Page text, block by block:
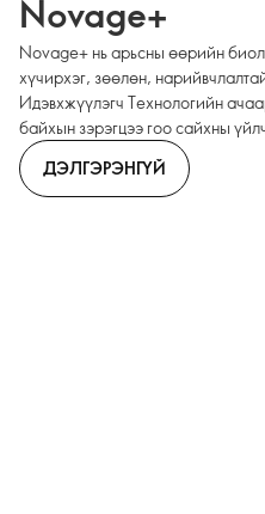
Novage+
Novage+ нь арьсны өөрийн
хүчирхэг, зөөлөн,
Идэвхжүүлэгч Технологийн
байхын зэрэгцээ гоо сайхны
ДЭЛГЭРЭНГҮЙ